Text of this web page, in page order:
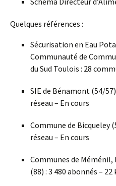
Quelques références :
Sécurisation en Eau
Communauté de
du Sud Toulois : 28
SIE de Bénamont (54/
réseau – En cours
Commune de Bicqueley
réseau – En cours
Communes de
(88) : 3 480 abonnés –